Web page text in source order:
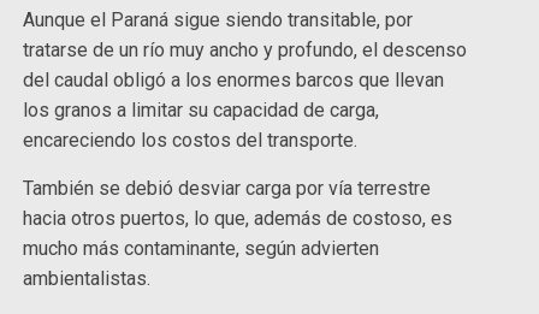
Aunque el Paraná sigue siendo transitable, por
tratarse de un río muy ancho y profundo, el descenso
del caudal obligó a los enormes barcos que llevan
los granos a limitar su capacidad de carga,
encareciendo los costos del transporte.
También se debió desviar carga por vía terrestre
hacia otros puertos, lo que, además de costoso, es
mucho más contaminante, según advierten
ambientalistas.